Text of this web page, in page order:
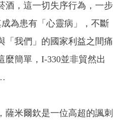
酒，這一切失序行為，一步
為患有「心靈病」，不斷
「我們」的國家利益之間痛
麼簡單，I-330並非貿然出
薩米爾欽是一位高超的諷刺